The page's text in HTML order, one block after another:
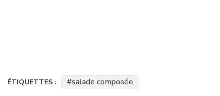
ÉTIQUETTES : salade composée